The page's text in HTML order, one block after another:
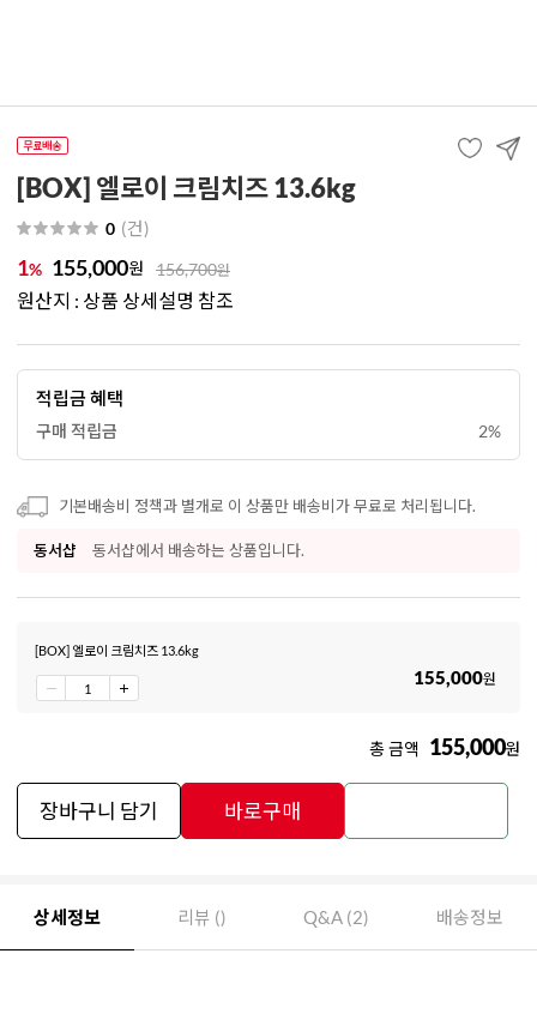
[BOX] 엘로이 크림치즈 13.6kg
0 (건)
1% 155,000원 156,700원
원산지 : 상품 상세설명 참조
적립금 혜택
구매 적립금 2%
기본배송비 정책과 별개로 이 상품만 배송비가 무료로 처리됩니다.
동서샵 동서샵에서 배송하는 상품입니다.
[BOX] 엘로이 크림치즈 13.6kg
155,000원
총 금액 155,000원
장바구니 담기 바로구매
상세정보 리뷰 () Q&A (2) 배송정보